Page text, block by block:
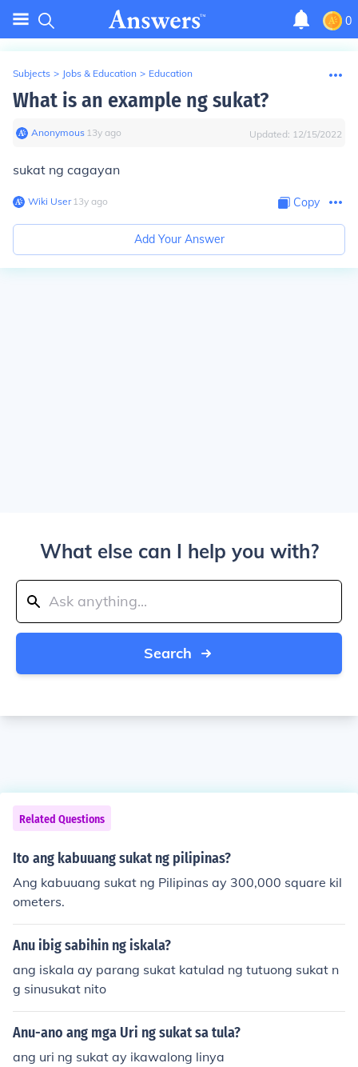
0
Subjects > Jobs & Education > Education
What is an example ng sukat?
Anonymous∙ 13y ago Updated: 12/15/2022
sukat ng cagayan
Wiki User∙13y ago Copy
Add Your Answer
What else can I help you with?
Search
Related Questions
Ito ang kabuuang sukat ng pilipinas?
Ang kabuuang sukat ng Pilipinas ay 300,000 square kil
ometers.
Anu ibig sabihin ng iskala?
ang iskala ay parang sukat katulad ng tutuong sukat n
g sinusukat nito
Anu-ano ang mga Uri ng sukat sa tula?
ang uri ng sukat ay ikawalong linya